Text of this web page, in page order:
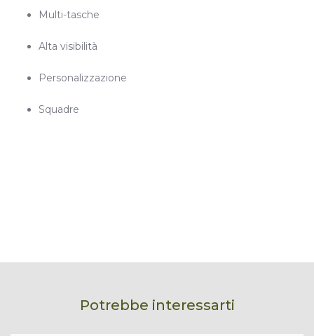
Multi-tasche
Alta visibilità
Personalizzazione
Squadre
Potrebbe interessarti